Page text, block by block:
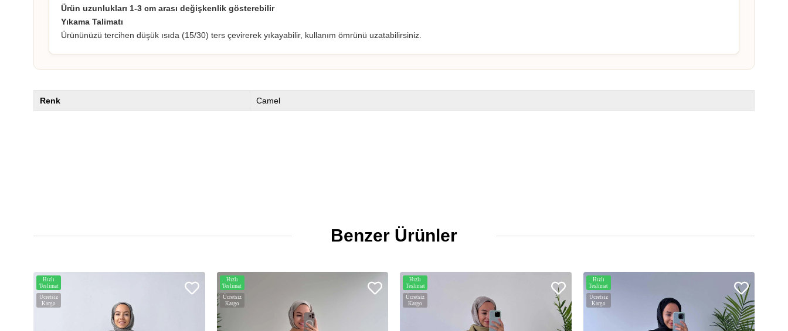
Ürün uzunlukları 1-3 cm arası değişkenlik gösterebilir
Yıkama Talimatı
Ürününüzü tercihen düşük ısıda (15/30) ters çevirerek yıkayabilir, kullanım ömrünü uzatabilirsiniz.
Renk Camel
Benzer Ürünler
Ücretsiz
Kargo
Hızlı
Teslimat
Ücretsiz
Kargo
Hızlı
Teslimat
Ücretsiz
Kargo
Hızlı
Teslimat
Ücretsiz
Kargo
Hızlı
Teslimat